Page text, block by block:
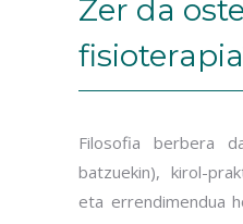
Zer da
Filosofia berbera
batzuekin), kirol-
eta errendimendua